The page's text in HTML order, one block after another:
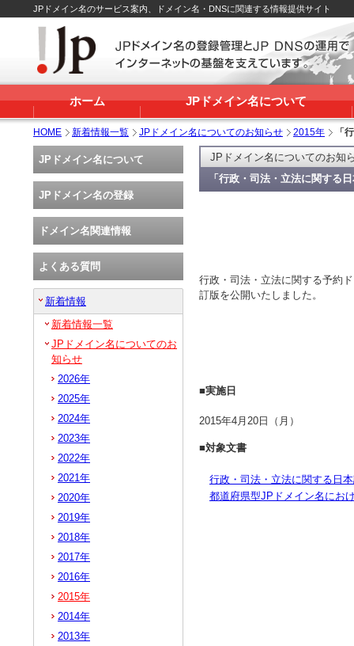
JPドメイン名のサービス案内、ドメイン名・DNSに関連する情報提供サイト
ホーム JPドメイン名について
HOME 新着情報一覧 JPドメイン名についてのお知らせ 2015年 「
JPドメイン名についてのお知
「行政・司法・立法に関する
行政・司法・立法に関する予約
訂版を公開いたしました。
■実施日
2015年4月20日（月）
■対象文書
行政・司法・立法に関する日
都道府県型JPドメイン名にお
JPドメイン名について
JPドメイン名の登録
ドメイン名関連情報
よくある質問
新着情報
新着情報一覧
JPドメイン名についてのお
知らせ
2026年
2025年
2024年
2023年
2022年
2021年
2020年
2019年
2018年
2017年
2016年
2015年
2014年
2013年